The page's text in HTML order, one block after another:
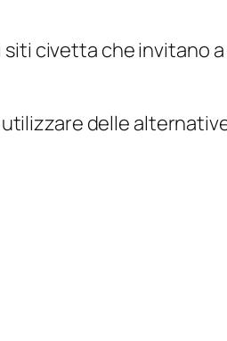
siti civetta che invitano
delle